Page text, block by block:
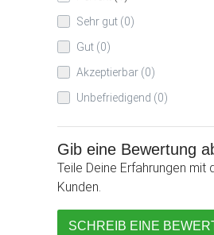
Sehr gut (0)
Gut (0)
Akzeptierbar (0)
Unbefriedigend (0)
Gib eine Bewertung
Teile Deine Erfahrungen
Kunden.
SCHREIB EINE